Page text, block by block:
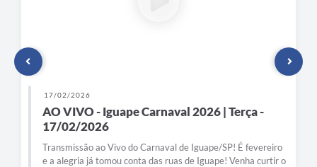
17/02/2026
AO VIVO - Iguape Carnaval 2026 | Terça -
17/02/2026
Transmissão ao Vivo do Carnaval de Iguape/SP! É fevereiro
e a alegria já tomou conta das ruas de Iguape! Venha curtir o